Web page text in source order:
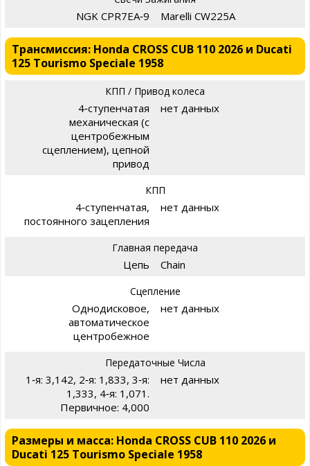
NGK CPR7EA‑9 Marelli CW225A
Трансмиссия: Honda CROSS CUB 110 2026 и Ducati
125 Tourismo Speciale 1958
КПП / Привод колеса
4‑ступенчатая
механическая (с
центробежным
сцеплением), цепной
привод
нет данных
КПП
4‑ступенчатая,
постоянного зацепления
нет данных
Главная передача
Цепь Chain
Сцепление
Однодисковое,
автоматическое
центробежное
нет данных
Передаточные Числа
1‑я: 3,142, 2‑я: 1,833, 3‑я:
1,333, 4‑я: 1,071.
Первичное: 4,000
нет данных
Размеры и масса: Honda CROSS CUB 110 2026 и
Ducati 125 Tourismo Speciale 1958